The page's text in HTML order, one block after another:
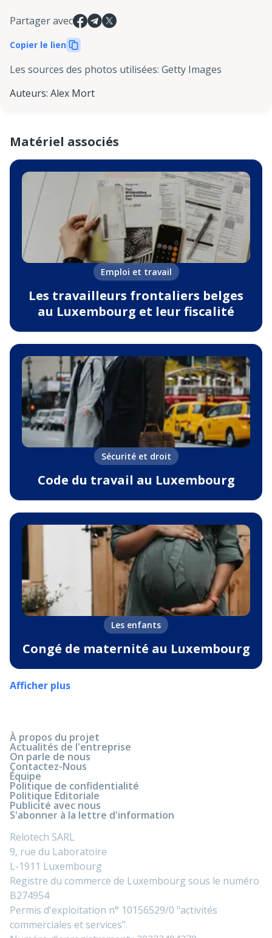
Partager avec
Copier le lien
Les sources des photos utilisées: Getty Images
Auteurs: Alex Mort
Matériel associés
Emploi et travail
Les travailleurs frontaliers belges
au Luxembourg et leur fiscalité
Sécurité et droit
Code du travail au Luxembourg
Les enfants
Congé de maternité au Luxembourg
Afficher plus
À propos du projet
Actualités de l'entreprise
On parle de nous
Contactez-Nous
Équipe
Politique de confidentialité
Politique Editoriale
Publicité avec nous
S'abonner à la lettre d'information
Relotech SARL
9, rue du Laboratoire
L-1911 Luxembourg
Registre du commerce de Luxembourg sous le numéro
B274954
Permis d'exploitation n° 10156529/0 "activités
commerciales et services".